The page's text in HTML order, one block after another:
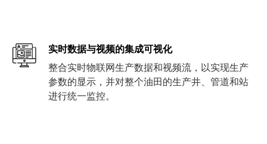
实时数据与视频的集成可视化
整合实时物联网生产数据和视频流，以实现生产
参数的显示，并对整个油田的生产井、管道和站
进行统一监控。